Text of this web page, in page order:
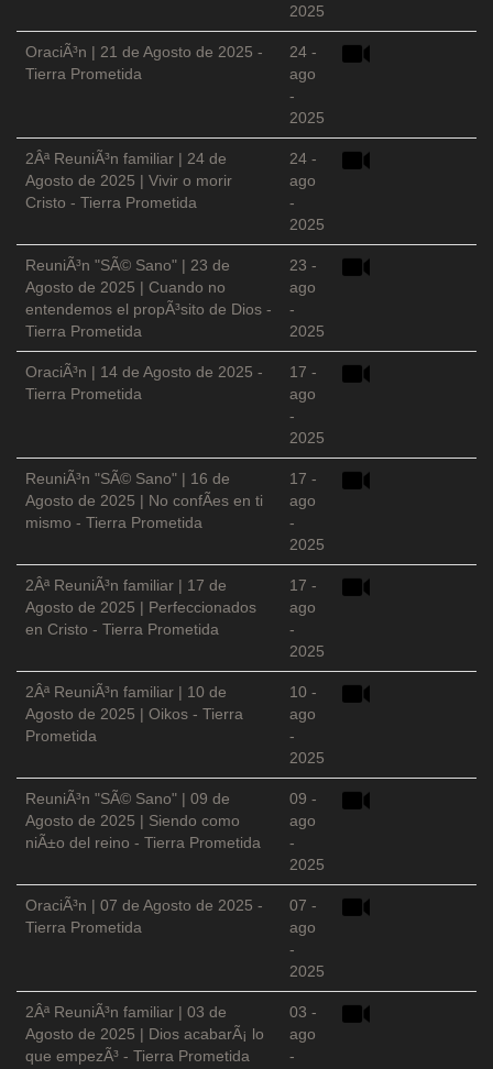
2025
OraciÃ³n | 21 de Agosto de 2025 -
Tierra Prometida
24 -
ago
-
2025
2Âª ReuniÃ³n familiar | 24 de
Agosto de 2025 | Vivir o morir
Cristo - Tierra Prometida
24 -
ago
-
2025
ReuniÃ³n "SÃ© Sano" | 23 de
Agosto de 2025 | Cuando no
entendemos el propÃ³sito de Dios -
Tierra Prometida
23 -
ago
-
2025
OraciÃ³n | 14 de Agosto de 2025 -
Tierra Prometida
17 -
ago
-
2025
ReuniÃ³n "SÃ© Sano" | 16 de
Agosto de 2025 | No confÃ­es en ti
mismo - Tierra Prometida
17 -
ago
-
2025
2Âª ReuniÃ³n familiar | 17 de
Agosto de 2025 | Perfeccionados
en Cristo - Tierra Prometida
17 -
ago
-
2025
2Âª ReuniÃ³n familiar | 10 de
Agosto de 2025 | Oikos - Tierra
Prometida
10 -
ago
-
2025
ReuniÃ³n "SÃ© Sano" | 09 de
Agosto de 2025 | Siendo como
niÃ±o del reino - Tierra Prometida
09 -
ago
-
2025
OraciÃ³n | 07 de Agosto de 2025 -
Tierra Prometida
07 -
ago
-
2025
2Âª ReuniÃ³n familiar | 03 de
Agosto de 2025 | Dios acabarÃ¡ lo
que empezÃ³ - Tierra Prometida
03 -
ago
-